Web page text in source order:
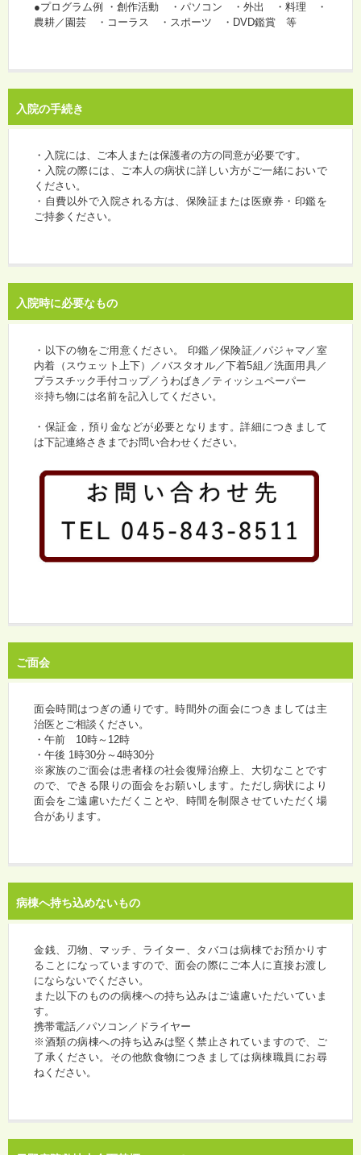
●プログラム例 ・創作活動 ・パソコン ・外出 ・料理 ・
農耕／園芸 ・コーラス ・スポーツ ・DVD鑑賞 等
入院の手続き
・入院には、ご本人または保護者の方の同意が必要です。
・入院の際には、ご本人の病状に詳しい方がご一緒においで
ください。
・自費以外で入院される方は、保険証または医療券・印鑑を
ご持参ください。
入院時に必要なもの
・以下の物をご用意ください。 印鑑／保険証／パジャマ／室
内着（スウェット上下）／バスタオル／下着5組／洗面用具／
プラスチック手付コップ／うわばき／ティッシュペーパー
※持ち物には名前を記入してください。
・保証金，預り金などが必要となります。詳細につきまして
は下記連絡さきまでお問い合わせください。
ご面会
面会時間はつぎの通りです。時間外の面会につきましては主
治医とご相談ください。
・午前 10時～12時
・午後 1時30分～4時30分
※家族のご面会は患者様の社会復帰治療上、大切なことです
ので、できる限りの面会をお願いします。ただし病状により
面会をご遠慮いただくことや、時間を制限させていただく場
合があります。
病棟へ持ち込めないもの
金銭、刃物、マッチ、ライター、タバコは病棟でお預かりす
ることになっていますので、面会の際にご本人に直接お渡し
にならないでください。
また以下のものの病棟への持ち込みはご遠慮いただいていま
す。
携帯電話／パソコン／ドライヤー
※酒類の病棟への持ち込みは堅く禁止されていますので、ご
了承ください。その他飲食物につきましては病棟職員にお尋
ねください。